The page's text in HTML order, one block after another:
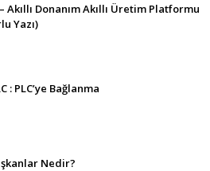
Akıllı Donanım Akıllı Üretim Platformu
Yazı)
: PLC’ye Bağlanma
Nedir?